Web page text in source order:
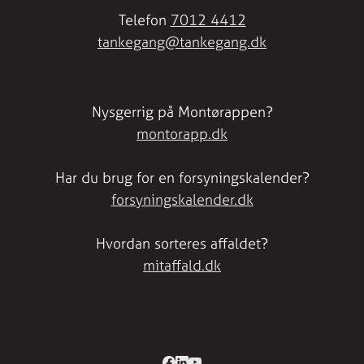
Telefon 7012 4412
tankegang@tankegang.dk
Nysgerrig på Montørappen?
montorapp.dk
Har du brug for en forsyningskalender?
forsyningskalender.dk
Hvordan sorteres affaldet?
mitaffald.dk